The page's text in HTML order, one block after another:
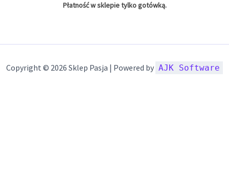
Płatność w sklepie tylko gotówką.
Copyright © 2026 Sklep Pasja | Powered by AJK Software